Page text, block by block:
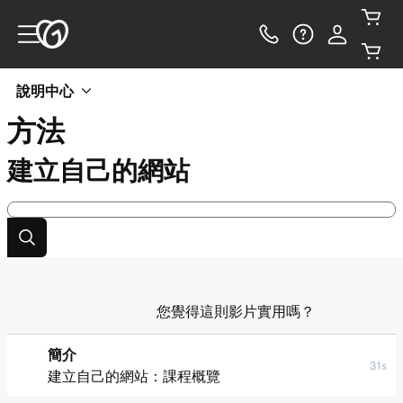
說明中心
方法
建立自己的網站
簡介
建立自己的網站：課程概覽
31s
您覺得這則影片實用嗎？